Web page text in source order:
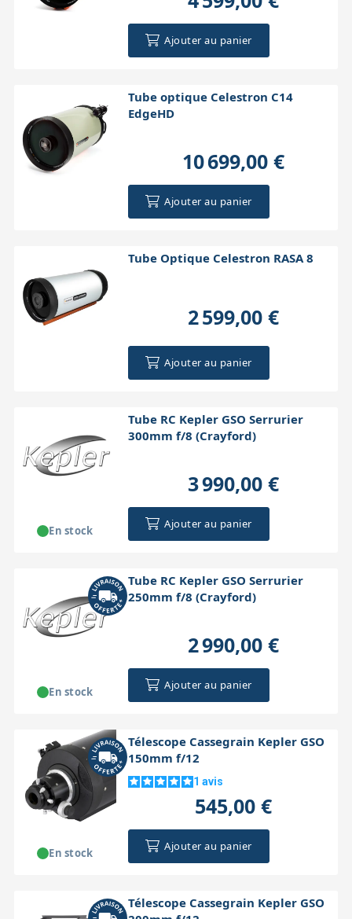
Ajouter au panier
Tube optique Celestron C14
EdgeHD
10 699,00 €
Ajouter au panier
Tube Optique Celestron RASA 8
2 599,00 €
Ajouter au panier
Tube RC Kepler GSO Serrurier
300mm f/8 (Crayford)
3 990,00 €
Ajouter au panier
En stock
Tube RC Kepler GSO Serrurier
250mm f/8 (Crayford)
2 990,00 €
Ajouter au panier
En stock
Télescope Cassegrain Kepler GSO
150mm f/12
1 avis
545,00 €
Ajouter au panier
En stock
Télescope Cassegrain Kepler GSO